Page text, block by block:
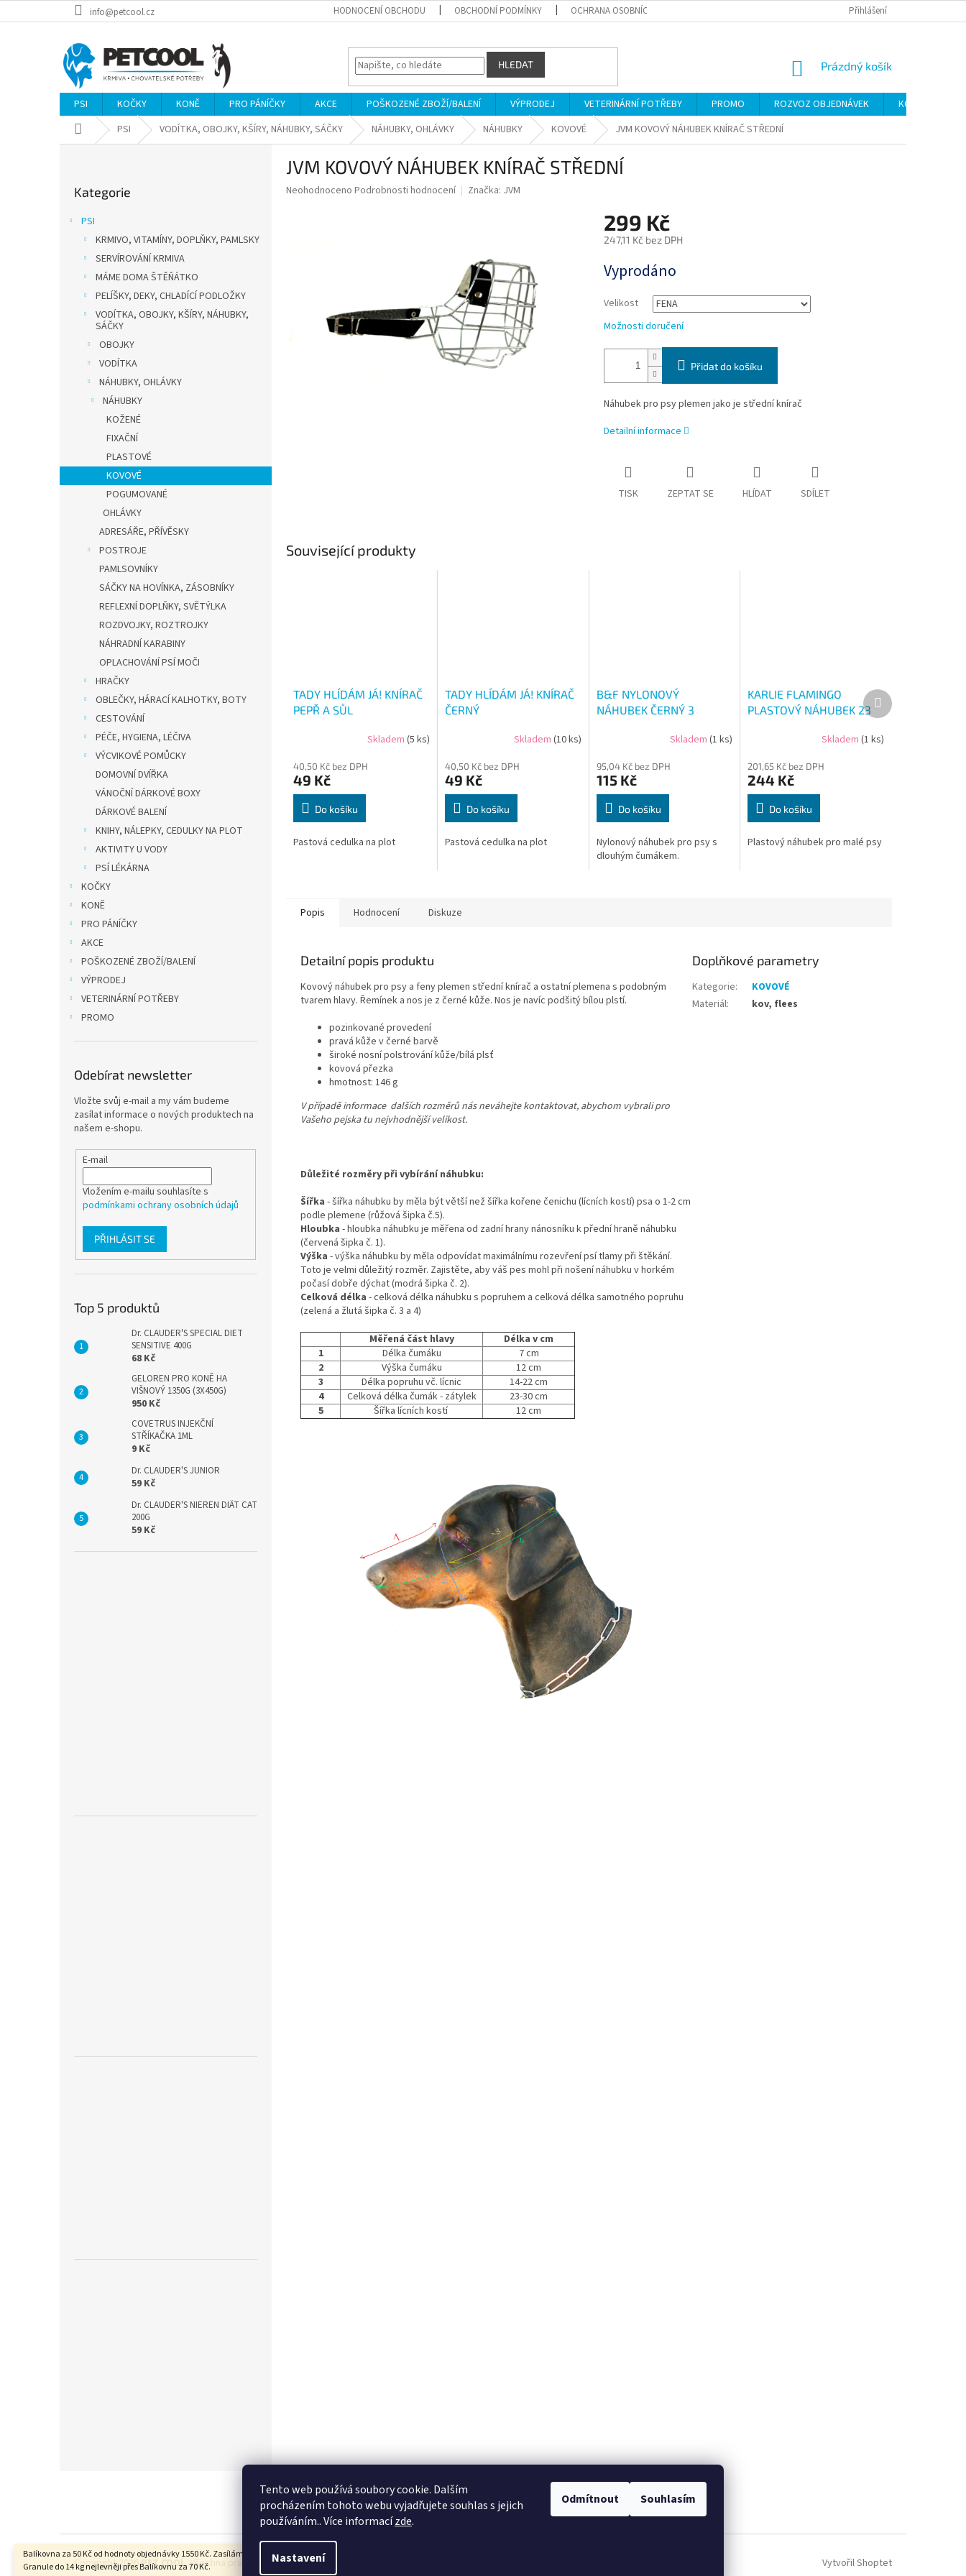
Tento web používá soubory cookie. Dalším
procházením tohoto webu vyjadřujete souhlas s jejich
používáním.. Více informacízde.
Nastavení
Odmítnout Souhlasím
na
Balíkovna za 50 Kč od hodnoty objednávky 1550 Kč. Zasíláme Slovensko i Polsko.
Granule do 14 kg nejlevněji přes Balíkovnu za 70 Kč.
info@petcool.cz HODNOCENÍ OBCHODU OBCHODNÍ PODMÍNKY OCHRANA OSOBNÍCH ÚDAJŮ Přihlášení
HLEDAT
NÁKUPNÍ
Prázdný košík
PSI KOČKY KONĚ PRO PÁNÍČKY AKCE POŠKOZENÉ ZBOŽÍ/BALENÍ VÝPRODEJ VETERINÁRNÍ POTŘEBY PROMO ROZVOZ OBJEDNÁVEK
KONTAKTY
Domů PSI VODÍTKA, OBOJKY, KŠÍRY, NÁHUBKY, SÁČKY NÁHUBKY, OHLÁVKY NÁHUBKY KOVOVÉ JVM KOVOVÝ NÁHUBEK KNÍRAČ STŘEDNÍ
kategorie
Kategorie
PSI
KRMIVO, VITAMÍNY, DOPLŇKY, PAMLSKY
SERVÍROVÁNÍ KRMIVA
MÁME DOMA ŠTĚŇÁTKO
PELÍŠKY, DEKY, CHLADÍCÍ PODLOŽKY
VODÍTKA, OBOJKY, KŠÍRY, NÁHUBKY,
SÁČKY
OBOJKY
VODÍTKA
NÁHUBKY, OHLÁVKY
NÁHUBKY
KOŽENÉ
FIXAČNÍ
PLASTOVÉ
KOVOVÉ
POGUMOVANÉ
OHLÁVKY
ADRESÁŘE, PŘÍVĚSKY
POSTROJE
PAMLSOVNÍKY
SÁČKY NA HOVÍNKA, ZÁSOBNÍKY
REFLEXNÍ DOPLŇKY, SVĚTÝLKA
ROZDVOJKY, ROZTROJKY
NÁHRADNÍ KARABINY
OPLACHOVÁNÍ PSÍ MOČI
HRAČKY
OBLEČKY, HÁRACÍ KALHOTKY, BOTY
CESTOVÁNÍ
PÉČE, HYGIENA, LÉČIVA
VÝCVIKOVÉ POMŮCKY
DOMOVNÍ DVÍŘKA
VÁNOČNÍ DÁRKOVÉ BOXY
DÁRKOVÉ BALENÍ
KNIHY, NÁLEPKY, CEDULKY NA PLOT
AKTIVITY U VODY
PSÍ LÉKÁRNA
KOČKY
KONĚ
PRO PÁNÍČKY
AKCE
POŠKOZENÉ ZBOŽÍ/BALENÍ
VÝPRODEJ
VETERINÁRNÍ POTŘEBY
PROMO
Odebírat newsletter
Vložte svůj e-mail a my vám budeme
zasílat informace o nových produktech na
našem e-shopu.
E-mail
Vložením e-mailu souhlasíte s
podmínkami ochrany osobních údajů
PŘIHLÁSIT SE
Top 5 produktů
Dr. CLAUDER'S SPECIAL DIET
SENSITIVE 400G
68 Kč
GELOREN PRO KONĚ HA
VIŠNOVÝ 1350G (3X450G)
950 Kč
COVETRUS INJEKČNÍ
STŘÍKAČKA 1ML
9 Kč
Dr. CLAUDER'S JUNIOR
59 Kč
Dr. CLAUDER'S NIEREN DIÄT CAT
200G
59 Kč
JVM KOVOVÝ NÁHUBEK KNÍRAČ STŘEDNÍ
Průměrné
Neohodnoceno Podrobnosti hodnocení Značka: JVM
299 Kč
247,11 Kč bez DPH
cena:
Vyprodáno
Velikost
Možnosti doručení
Přidat do košíku
Náhubek pro psy plemen jako je střední knírač
Detailní informace
TISK ZEPTAT SE HLÍDAT SDÍLET
Související produkty
TADY HLÍDÁM JÁ! KNÍRAČ
PEPŘ A SŮL
Skladem (5 ks)
40,50 Kč bez DPH
49 Kč
Do košíku
Pastová cedulka na plot
TADY HLÍDÁM JÁ! KNÍRAČ
ČERNÝ
Skladem (10 ks)
40,50 Kč bez DPH
49 Kč
Do košíku
Pastová cedulka na plot
B&F NYLONOVÝ
NÁHUBEK ČERNÝ 3
Skladem(1 ks)
95,04 Kč bez DPH
115 Kč
Do košíku
Nylonový náhubek pro psy s
dlouhým čumákem.
KARLIE FLAMINGO
PLASTOVÝ NÁHUBEK 23
Skladem (1 ks)
201,65 Kč bez DPH
244 Kč
Do košíku
Plastový náhubek pro malé psy
Další
produkt
Popis Hodnocení Diskuze
Detailní popis produktu
Kovový náhubek pro psy a feny plemen střední knírač a ostatní plemena s podobným
tvarem hlavy. Řemínek a nos je z černé kůže. Nos je navíc podšitý bílou plstí.
pozinkované provedení
pravá kůže v černé barvě
široké nosní polstrování kůže/bílá plsť
kovová přezka
hmotnost: 146 g
V případě informace dalších rozměrů nás neváhejte kontaktovat, abychom vybrali pro
Vašeho pejska tu nejvhodnější velikost.
Důležité rozměry při vybírání náhubku:
Šířka - šířka náhubku by měla být větší než šířka kořene čenichu (lícních kostí) psa o 1-2 cm
podle plemene (růžová šipka č.5).
Hloubka - hloubka náhubku je měřena od zadní hrany nánosníku k přední hraně náhubku
(červená šipka č. 1).
Výška - výška náhubku by měla odpovídat maximálnímu rozevření psí tlamy při štěkání.
Toto je velmi důležitý rozměr. Zajistěte, aby váš pes mohl při nošení náhubku v horkém
počasí dobře dýchat (modrá šipka č. 2).
Celková délka - celková délka náhubku s popruhem a celková délka samotného popruhu
(zelená a žlutá šipka č. 3 a 4)
Měřená část hlavy
Délka v cm
1
Délka čumáku
7 cm
2
Výška čumáku
12 cm
3
Délka popruhu vč. lícnic
14-22 cm
4
Celková délka čumák - zátylek
23-30 cm
5
Šířka lícních kostí 12 cm
Doplňkové parametry
Kategorie:
KOVOVÉ
Materiál: kov, flees
Vytvořil Shoptet
Copyright 2026PET COOL. Všechna práva vyhrazena.Upravit nastavení cookies